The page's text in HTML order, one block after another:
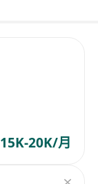
20K/月